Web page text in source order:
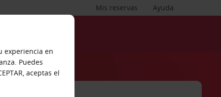
Ayuda
Mis reservas
experiencia en
Puedes
aceptas el